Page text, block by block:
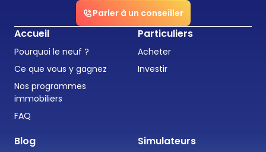
Parler à un conseiller
Accueil
Pourquoi le neuf ?
Ce que vous y gagnez
Nos programmes
immobiliers
FAQ
Particuliers
Acheter
Investir
Blog Simulateurs